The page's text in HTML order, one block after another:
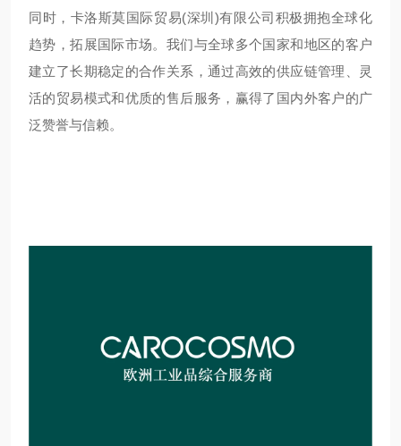
同时，卡洛斯莫国际贸易(深圳)有限公司积极拥抱全球化
趋势，拓展国际市场。我们与全球多个国家和地区的客户
建立了长期稳定的合作关系，通过高效的供应链管理、灵
活的贸易模式和优质的售后服务，赢得了国内外客户的广
泛赞誉与信赖。